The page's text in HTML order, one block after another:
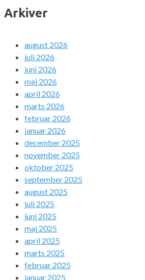
Arkiver
august 2026
juli 2026
juni 2026
maj 2026
april 2026
marts 2026
februar 2026
januar 2026
december 2025
november 2025
oktober 2025
september 2025
august 2025
juli 2025
juni 2025
maj 2025
april 2025
marts 2025
februar 2025
januar 2025